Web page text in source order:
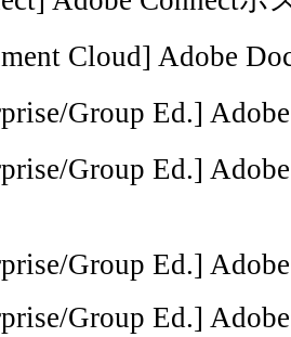
Cloud] Adobe
Group Ed.]
Group Ed.]
Group Ed.]
Group Ed.]